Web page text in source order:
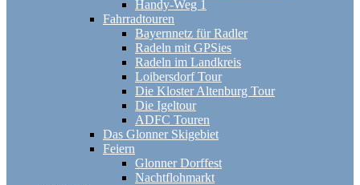
Handy-Weg 1
Fahrradtouren
Bayernnetz für Radler
Radeln mit GPSies
Radeln im Landkreis
Loibersdorf Tour
Die Kloster Altenburg Tour
Die Igeltour
ADFC Touren
Das Glonner Skigebiet
Feiern
Glonner Dorffest
Nachtflohmarkt